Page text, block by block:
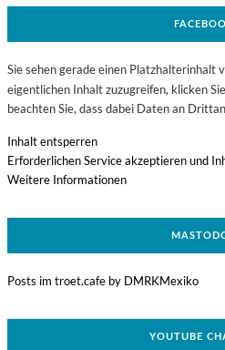
Sie sehen gerade einen Platzhalterinhalt
eigentlichen Inhalt zuzugreifen, klicken
beachten Sie, dass dabei Daten an
Inhalt entsperren
Erforderlichen Service akzeptieren und
Weitere Informationen
Posts im troet.cafe by DMRKMexiko
YOUTUBE